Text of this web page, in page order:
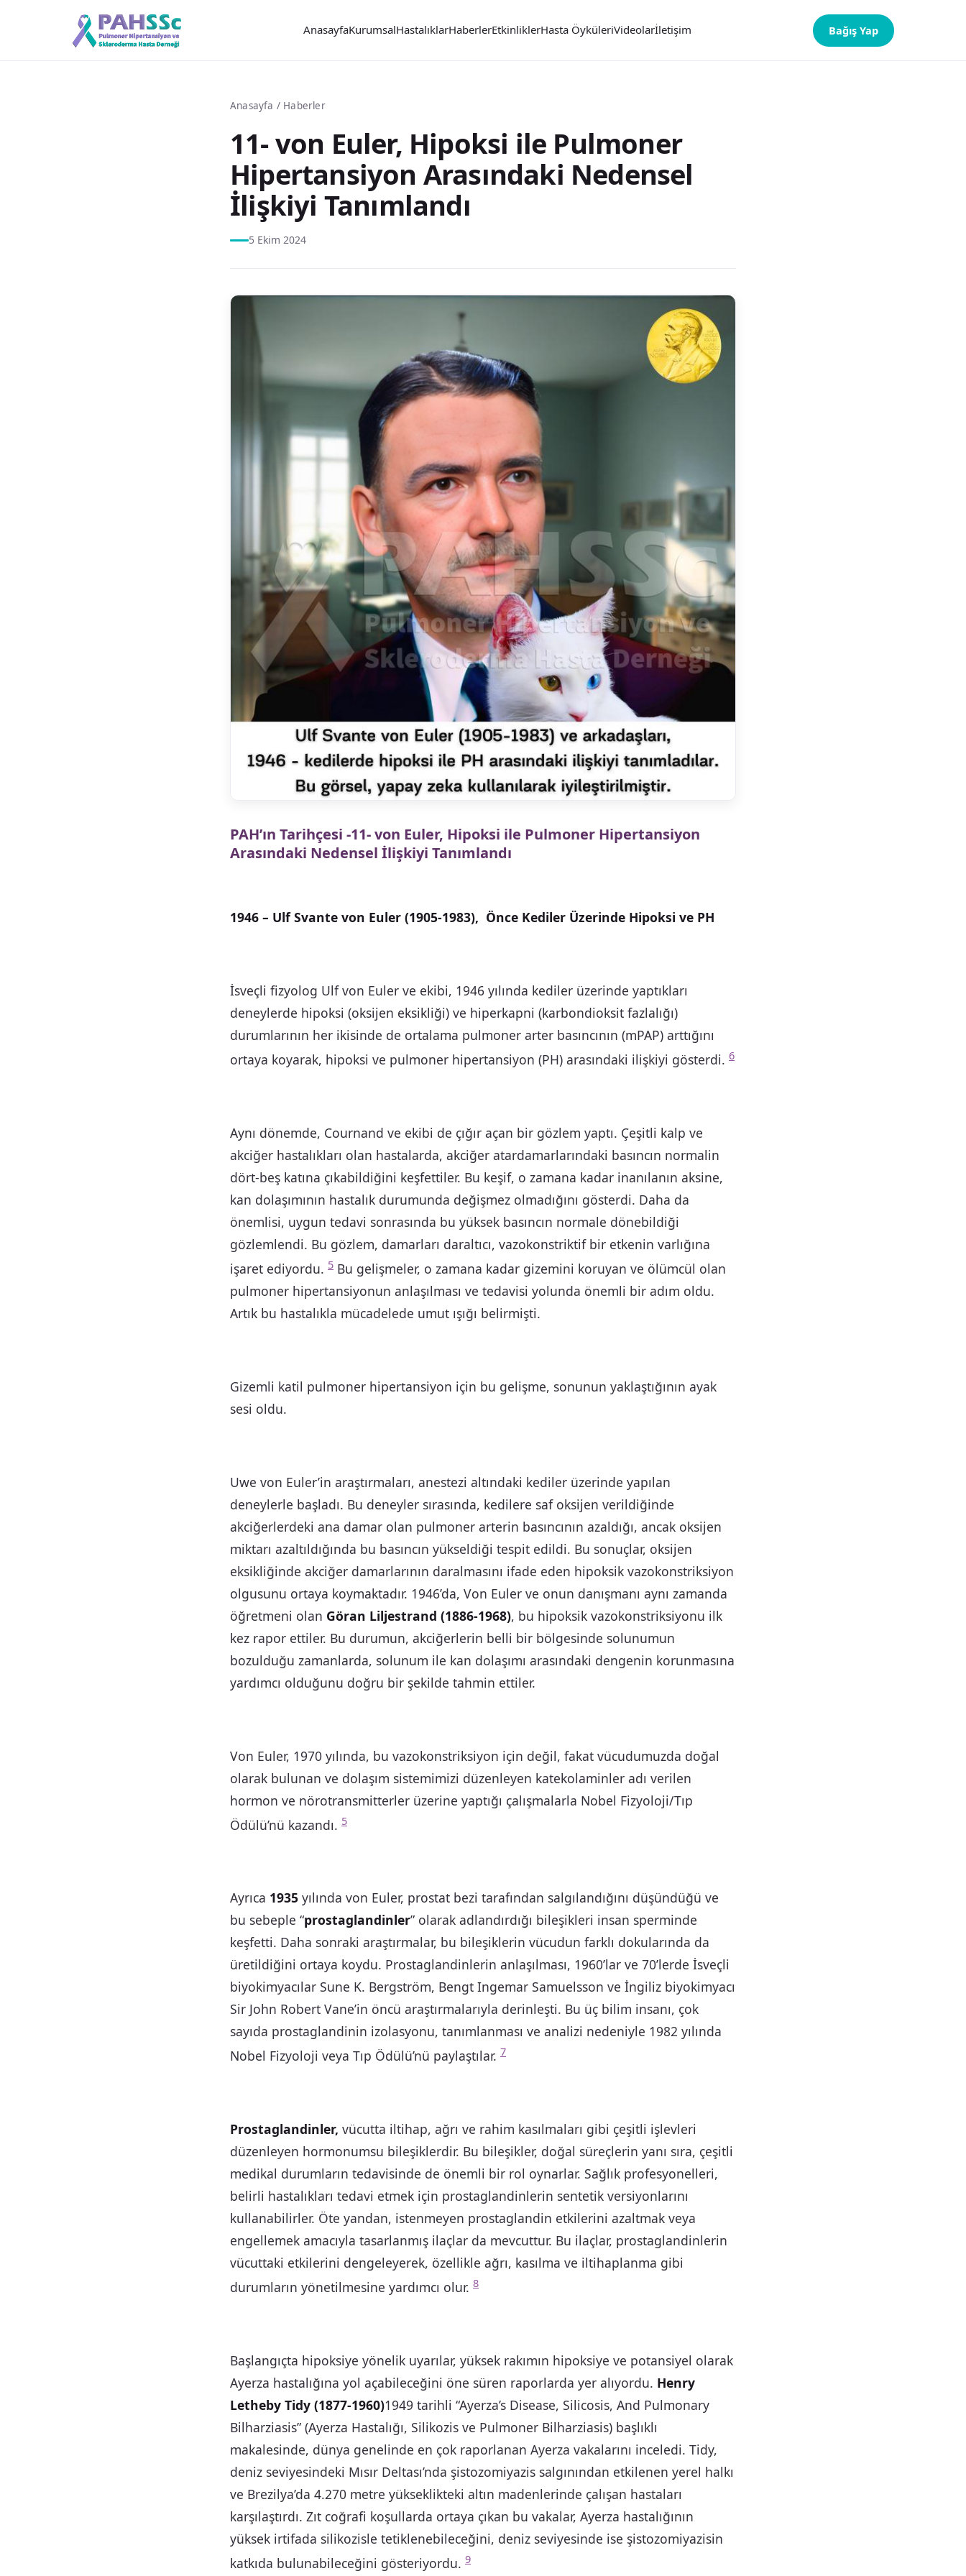
AnasayfaKurumsalHastalıklarHaberlerEtkinliklerHasta ÖyküleriVideolarİletişim Bağış Yap
Anasayfa / Haberler
11- von Euler, Hipoksi ile Pulmoner
Hipertansiyon Arasındaki Nedensel
İlişkiyi Tanımlandı
5 Ekim 2024
PAH’ın Tarihçesi -11- von Euler, Hipoksi ile Pulmoner Hipertansiyon
Arasındaki Nedensel İlişkiyi Tanımlandı
1946 – Ulf Svante von Euler (1905-1983), Önce Kediler Üzerinde Hipoksi ve PH
İsveçli fizyolog Ulf von Euler ve ekibi, 1946 yılında kediler üzerinde yaptıkları
deneylerde hipoksi (oksijen eksikliği) ve hiperkapni (karbondioksit fazlalığı)
durumlarının her ikisinde de ortalama pulmoner arter basıncının (mPAP) arttığını
ortaya koyarak, hipoksi ve pulmoner hipertansiyon (PH) arasındaki ilişkiyi gösterdi. 6
Aynı dönemde, Cournand ve ekibi de çığır açan bir gözlem yaptı. Çeşitli kalp ve
akciğer hastalıkları olan hastalarda, akciğer atardamarlarındaki basıncın normalin
dört-beş katına çıkabildiğini keşfettiler. Bu keşif, o zamana kadar inanılanın aksine,
kan dolaşımının hastalık durumunda değişmez olmadığını gösterdi. Daha da
önemlisi, uygun tedavi sonrasında bu yüksek basıncın normale dönebildiği
gözlemlendi. Bu gözlem, damarları daraltıcı, vazokonstriktif bir etkenin varlığına
işaret ediyordu. 5 Bu gelişmeler, o zamana kadar gizemini koruyan ve ölümcül olan
pulmoner hipertansiyonun anlaşılması ve tedavisi yolunda önemli bir adım oldu.
Artık bu hastalıkla mücadelede umut ışığı belirmişti.
Gizemli katil pulmoner hipertansiyon için bu gelişme, sonunun yaklaştığının ayak
sesi oldu.
Uwe von Euler’in araştırmaları, anestezi altındaki kediler üzerinde yapılan
deneylerle başladı. Bu deneyler sırasında, kedilere saf oksijen verildiğinde
akciğerlerdeki ana damar olan pulmoner arterin basıncının azaldığı, ancak oksijen
miktarı azaltıldığında bu basıncın yükseldiği tespit edildi. Bu sonuçlar, oksijen
eksikliğinde akciğer damarlarının daralmasını ifade eden hipoksik vazokonstriksiyon
olgusunu ortaya koymaktadır. 1946’da, Von Euler ve onun danışmanı aynı zamanda
öğretmeni olan Göran Liljestrand (1886-1968), bu hipoksik vazokonstriksiyonu ilk
kez rapor ettiler. Bu durumun, akciğerlerin belli bir bölgesinde solunumun
bozulduğu zamanlarda, solunum ile kan dolaşımı arasındaki dengenin korunmasına
yardımcı olduğunu doğru bir şekilde tahmin ettiler.
Von Euler, 1970 yılında, bu vazokonstriksiyon için değil, fakat vücudumuzda doğal
olarak bulunan ve dolaşım sistemimizi düzenleyen katekolaminler adı verilen
hormon ve nörotransmitterler üzerine yaptığı çalışmalarla Nobel Fizyoloji/Tıp
Ödülü’nü kazandı. 5
Ayrıca 1935 yılında von Euler, prostat bezi tarafından salgılandığını düşündüğü ve
bu sebeple “prostaglandinler” olarak adlandırdığı bileşikleri insan sperminde
keşfetti. Daha sonraki araştırmalar, bu bileşiklerin vücudun farklı dokularında da
üretildiğini ortaya koydu. Prostaglandinlerin anlaşılması, 1960’lar ve 70’lerde İsveçli
biyokimyacılar Sune K. Bergström, Bengt Ingemar Samuelsson ve İngiliz biyokimyacı
Sir John Robert Vane’in öncü araştırmalarıyla derinleşti. Bu üç bilim insanı, çok
sayıda prostaglandinin izolasyonu, tanımlanması ve analizi nedeniyle 1982 yılında
Nobel Fizyoloji veya Tıp Ödülü’nü paylaştılar. 7
Prostaglandinler, vücutta iltihap, ağrı ve rahim kasılmaları gibi çeşitli işlevleri
düzenleyen hormonumsu bileşiklerdir. Bu bileşikler, doğal süreçlerin yanı sıra, çeşitli
medikal durumların tedavisinde de önemli bir rol oynarlar. Sağlık profesyonelleri,
belirli hastalıkları tedavi etmek için prostaglandinlerin sentetik versiyonlarını
kullanabilirler. Öte yandan, istenmeyen prostaglandin etkilerini azaltmak veya
engellemek amacıyla tasarlanmış ilaçlar da mevcuttur. Bu ilaçlar, prostaglandinlerin
vücuttaki etkilerini dengeleyerek, özellikle ağrı, kasılma ve iltihaplanma gibi
durumların yönetilmesine yardımcı olur. 8
Başlangıçta hipoksiye yönelik uyarılar, yüksek rakımın hipoksiye ve potansiyel olarak
Ayerza hastalığına yol açabileceğini öne süren raporlarda yer alıyordu. Henry
Letheby Tidy (1877-1960)1949 tarihli “Ayerza’s Disease, Silicosis, And Pulmonary
Bilharziasis” (Ayerza Hastalığı, Silikozis ve Pulmoner Bilharziasis) başlıklı
makalesinde, dünya genelinde en çok raporlanan Ayerza vakalarını inceledi. Tidy,
deniz seviyesindeki Mısır Deltası’nda şistozomiyazis salgınından etkilenen yerel halkı
ve Brezilya’da 4.270 metre yükseklikteki altın madenlerinde çalışan hastaları
karşılaştırdı. Zıt coğrafi koşullarda ortaya çıkan bu vakalar, Ayerza hastalığının
yüksek irtifada silikozisle tetiklenebileceğini, deniz seviyesinde ise şistozomiyazisin
katkıda bulunabileceğini gösteriyordu. 9